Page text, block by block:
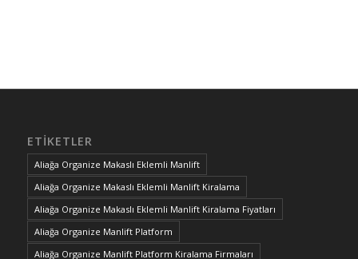
ETIKETLER
Aliağa Organize Makaslı Eklemli Manlift
Aliağa Organize Makaslı Eklemli Manlift Kiralama
Aliağa Organize Makaslı Eklemli Manlift Kiralama Fiyatları
Aliağa Organize Manlift Platform
Aliağa Organize Manlift Platform Kiralama Firmaları